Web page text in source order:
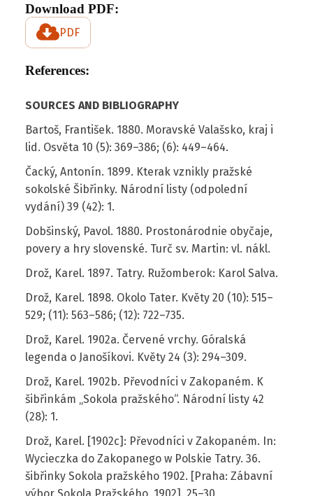
Download PDF:
PDF
References:
SOURCES AND BIBLIOGRAPHY
Bartoš, František. 1880. Moravské Valašsko, kraj i
lid. Osvěta 10 (5): 369–386; (6): 449–464.
Čacký, Antonín. 1899. Kterak vznikly pražské
sokolské Šibřinky. Národní listy (odpolední
vydání) 39 (42): 1.
Dobšinský, Pavol. 1880. Prostonárodnie obyčaje,
povery a hry slovenské. Turč sv. Martin: vl. nákl.
Drož, Karel. 1897. Tatry. Ružomberok: Karol Salva.
Drož, Karel. 1898. Okolo Tater. Květy 20 (10): 515–
529; (11): 563–586; (12): 722–735.
Drož, Karel. 1902a. Červené vrchy. Góralská
legenda o Janošíkovi. Květy 24 (3): 294–309.
Drož, Karel. 1902b. Převodníci v Zakopaném. K
šibřinkám „Sokola pražského“. Národní listy 42
(28): 1.
Drož, Karel. [1902c]: Převodníci v Zakopaném. In:
Wycieczka do Zakopanego w Polskie Tatry. 36.
šibřinky Sokola pražského 1902. [Praha: Zábavní